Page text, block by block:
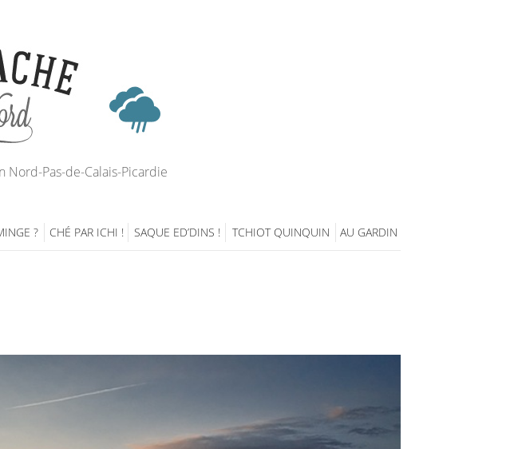
Nord-Pas-de-Calais-Picardie
? CHÉ PAR ICHI ! SAQUE ED’DINS ! TCHIOT QUINQUIN AU GARDIN